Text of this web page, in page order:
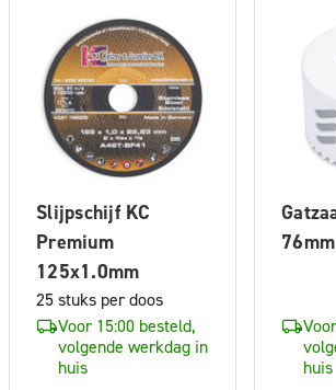
Slijpschijf KC
Premium
125x1.0mm
25 stuks per doos
Voor 15:00 besteld,
volgende werkdag in
huis
76mm
huis